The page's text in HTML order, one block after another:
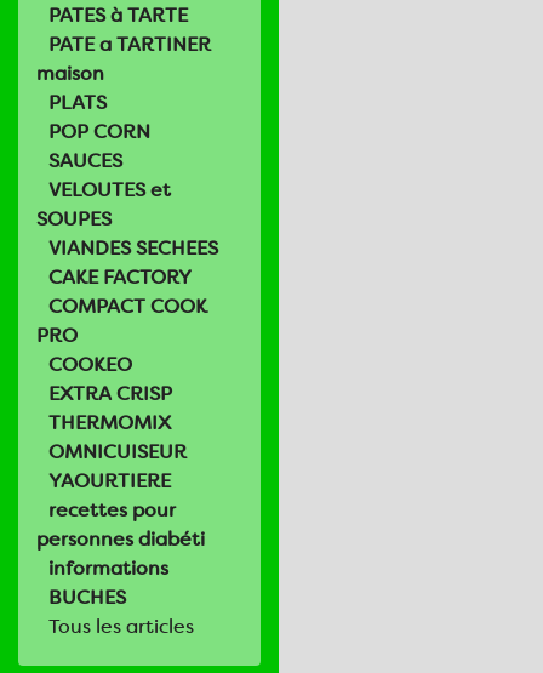
PATES à TARTE
PATE a TARTINER
maison
PLATS
POP CORN
SAUCES
VELOUTES et
SOUPES
VIANDES SECHEES
CAKE FACTORY
COMPACT COOK
PRO
COOKEO
EXTRA CRISP
THERMOMIX
OMNICUISEUR
YAOURTIERE
recettes pour
personnes diabéti
informations
BUCHES
Tous les articles